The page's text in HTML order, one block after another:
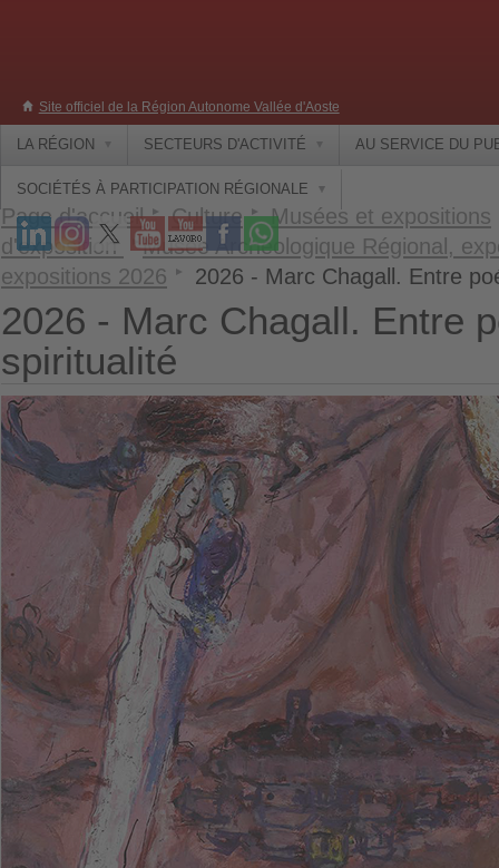
Site officiel de la Région Autonome Vallée d'Aoste
LA RÉGION SECTEURS D'ACTIVITÉ AU SERVICE DU
SOCIÉTÉS À PARTICIPATION RÉGIONALE
Page d'accueil Culture
Musées et expositions
d'exposition
Musée Archéologique Régional,
expositions 2026
2026 - Marc Chagall. Entre
2026 - Marc Chagall. Entre
spiritualité